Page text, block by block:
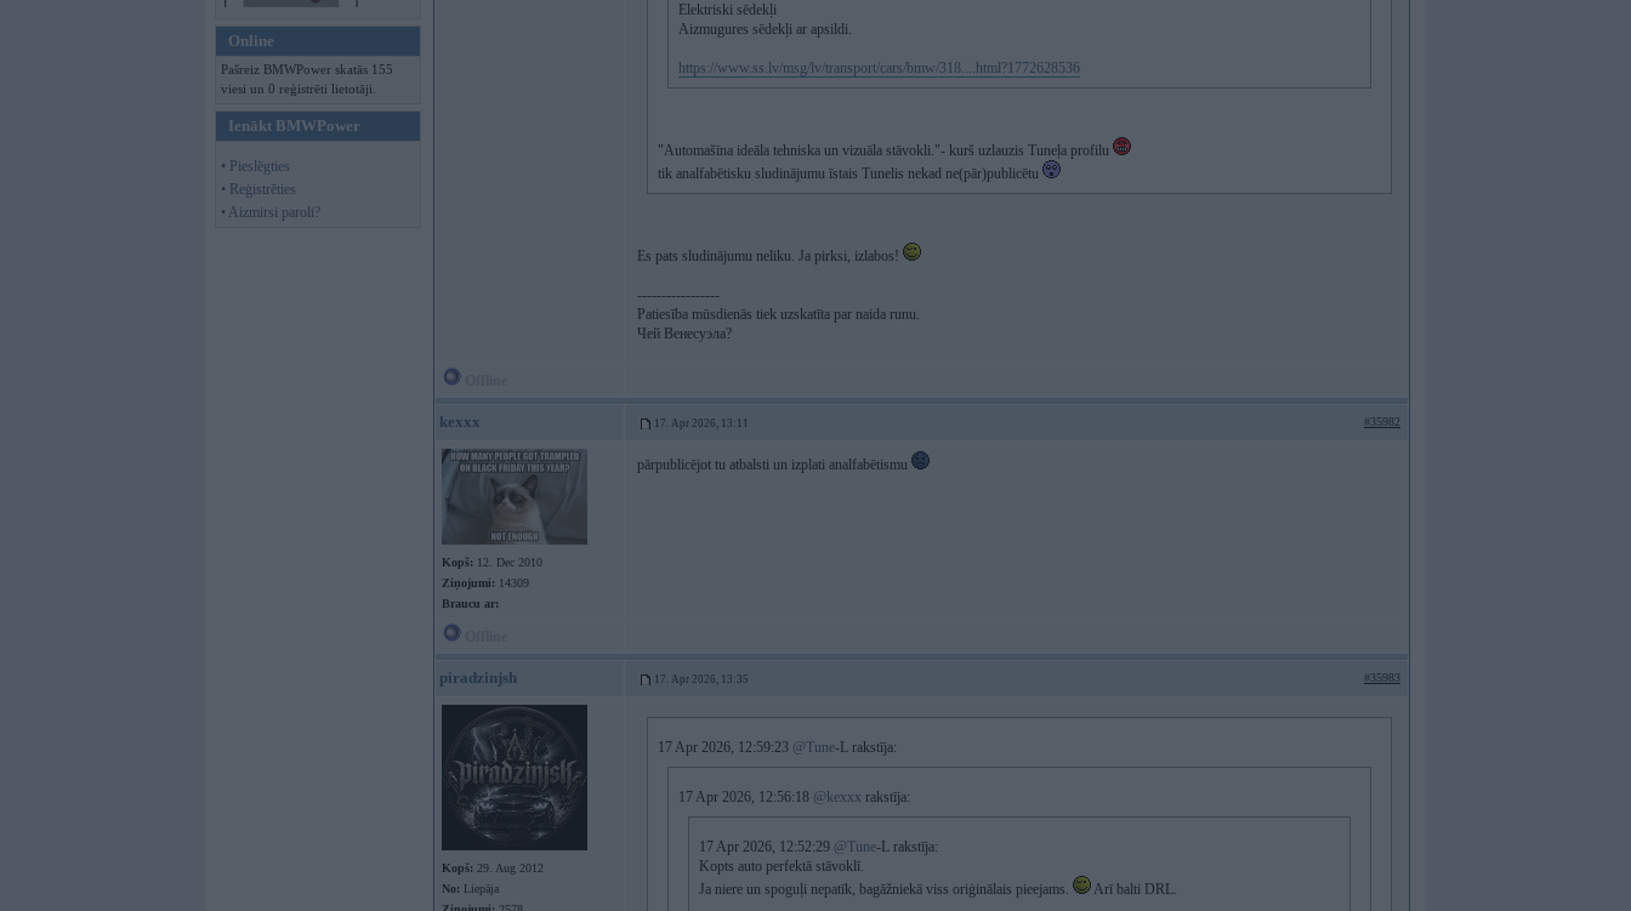
Online
Pašreiz BMWPower skatās 155
viesi un 0 reģistrēti lietotāji.
Ienākt BMWPower
• Pieslēgties
• Reģistrēties
• Aizmirsi paroli?
Elektriski sēdekļi
Aizmugures sēdekļi ar apsildi.
https://www.ss.lv/msg/lv/transport/cars/bmw/318....html?1772628536
"Automašīna ideāla tehniska un vizuāla stāvokli."- kurš uzlauzis Tuneļa profilu
tik analfabētisku sludinājumu īstais Tunelis nekad ne(pār)publicētu
Es pats sludinājumu neliku. Ja pirksi, izlabos!
-----------------
Patiesība mūsdienās tiek uzskatīta par naida runu.
Чей Венесуэла?
kexxx 17. Apr 2026, 13:11 #35982
Kopš: 12. Dec 2010
Ziņojumi: 14309
Braucu ar:
pārpublicējot tu atbalsti un izplati analfabētismu
piradzinjsh 17. Apr 2026, 13:35 #35983
Kopš: 29. Aug 2012
No: Liepāja
17 Apr 2026, 12:59:23 @Tune-L rakstīja:
17 Apr 2026, 12:56:18 @kexxx rakstīja:
17 Apr 2026, 12:52:29 @Tune-L rakstīja:
Kopts auto perfektā stāvoklī.
Ja niere un spoguļi nepatīk, bagāžniekā viss oriģinālais pieejams.
Arī balti DRL.